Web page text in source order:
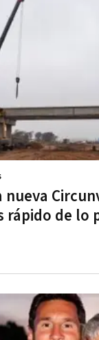
nueva
rápido de lo